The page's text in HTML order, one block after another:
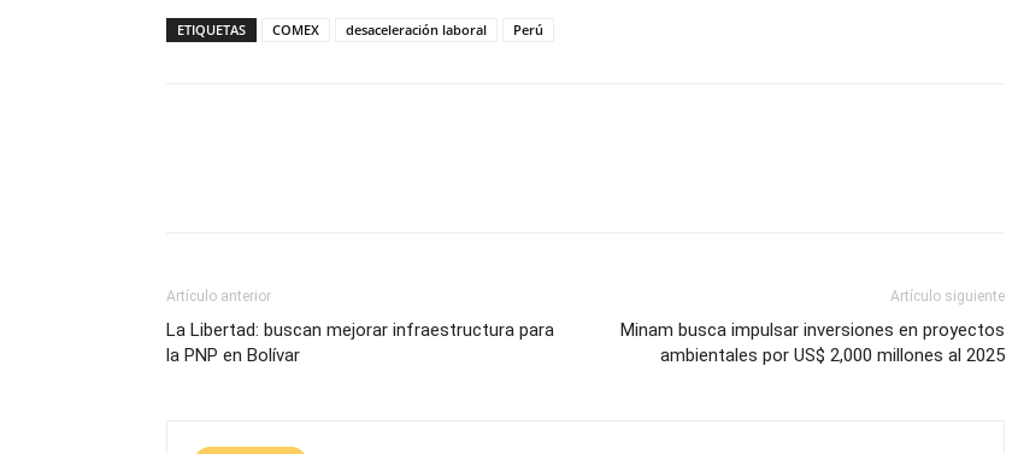
ETIQUETAS COMEX desaceleración laboral Perú
Artículo anterior
La Libertad: buscan mejorar infraestructura para
la PNP en Bolívar
Artículo siguiente
Minam busca impulsar inversiones en proyectos
ambientales por US$ 2,000 millones al 2025